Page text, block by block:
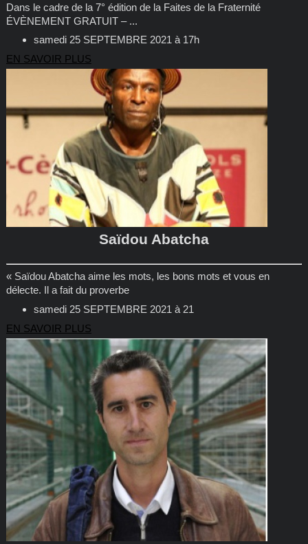
Dans le cadre de la 7° édition de la Faites de la Fraternité
ÉVÈNEMENT GRATUIT – ...
samedi 25 SEPTEMBRE 2021 à 17h
EN SAVOIR PLUS
Saïdou Abatcha
« Saïdou Abatcha aime les mots, les bons mots et vous en
délecte. Il a fait du proverbe
samedi 25 SEPTEMBRE 2021 à 21
EN SAVOIR PLUS